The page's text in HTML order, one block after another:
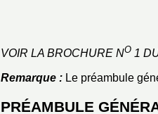
VOIR LA BROCHURE NO 1
Remarque : Le préambule
PRÉAMBULE